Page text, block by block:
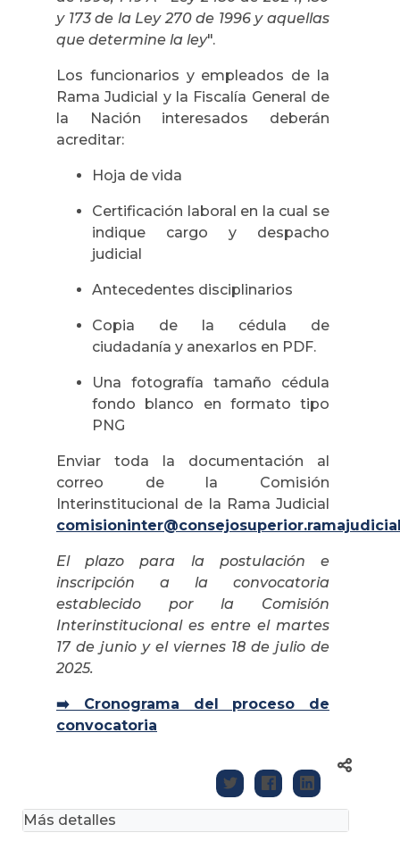
у 173 de la Ley 270 de 1996 y aquellas
que determine la ley".
Los funcionarios y empleados de la
Rama Judicial y la Fiscalía General de
la Nación interesados deberán
acreditar:
Hoja de vida
Certificación laboral en la cual se
indique cargo y despacho
judicial
Antecedentes disciplinarios
Copia de la cédula de
ciudadanía y anexarlos en PDF.
Una fotografía tamaño cédula
fondo blanco en formato tipo
PNG
Enviar toda la documentación al
correo de la Comisión
Interinstitucional de la Rama Judicial
El plazo para la postulación e
inscripción a la convocatoria
establecido por la Comisión
Interinstitucional es entre el martes
17 de junio y el viernes 18 de julio de
2025.
➡️ Cronograma del proceso de
convocatoria
Más detalles